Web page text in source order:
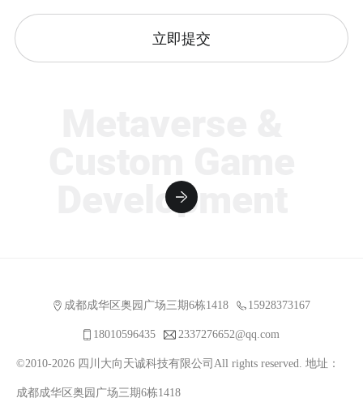
立即提交
Development
成都成华区奥园广场三期6栋1418 15928373167
18010596435 2337276652@qq.com
©2010-2026 四川大向天诚科技有限公司All rights reserved. 地址：
成都成华区奥园广场三期6栋1418